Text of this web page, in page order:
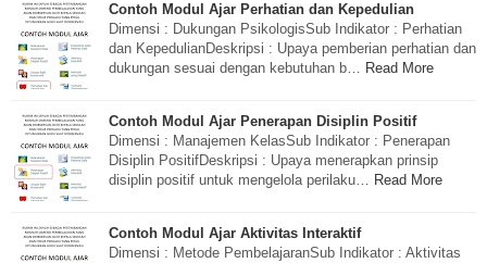
Contoh Modul Ajar Perhatian dan Kepedulian
Dimensi : Dukungan PsikologisSub Indikator : Perhatian
dan KepedulianDeskripsi : Upaya pemberian perhatian dan
dukungan sesuai dengan kebutuhan b… Read More
Contoh Modul Ajar Penerapan Disiplin Positif
Dimensi : Manajemen KelasSub Indikator : Penerapan
Disiplin PositifDeskripsi : Upaya menerapkan prinsip
disiplin positif untuk mengelola perilaku… Read More
Contoh Modul Ajar Aktivitas Interaktif
Dimensi : Metode PembelajaranSub Indikator : Aktivitas